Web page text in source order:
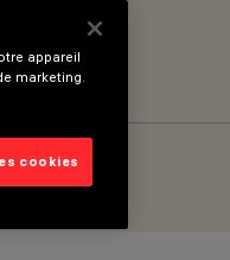
appareil
marketing.
cookies